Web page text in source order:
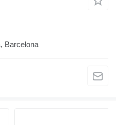
Barcelona